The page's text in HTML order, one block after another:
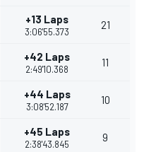
+13 Laps
3:06'55.373
21
+42 Laps
2:49'10.368
11
+44 Laps
3:08'52.187
10
+45 Laps
2:38'43.845
9